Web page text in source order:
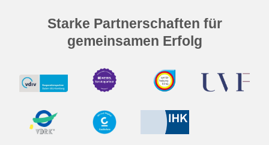
Starke Partnerschaften für
gemeinsamen Erfolg